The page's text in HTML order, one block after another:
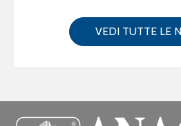
VEDI TUTTE LE